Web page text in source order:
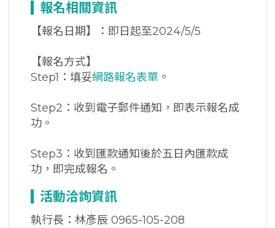
報名相關資訊
【報名日期】：即日起至2024/5/5
【報名方式】
Step1：填妥網路報名表單 。
Step2：收到電子郵件通知，即表示報名成
功。
Step3：收到匯款通知後於五日內匯款成
功，即完成報名。
活動洽詢資訊
執行長：林彥辰 0965-105-208